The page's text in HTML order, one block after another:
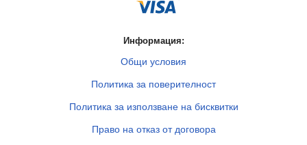
Информация:
Общи условия
Политика за поверителност
Политика за използване на бисквитки
Право на отказ от договора